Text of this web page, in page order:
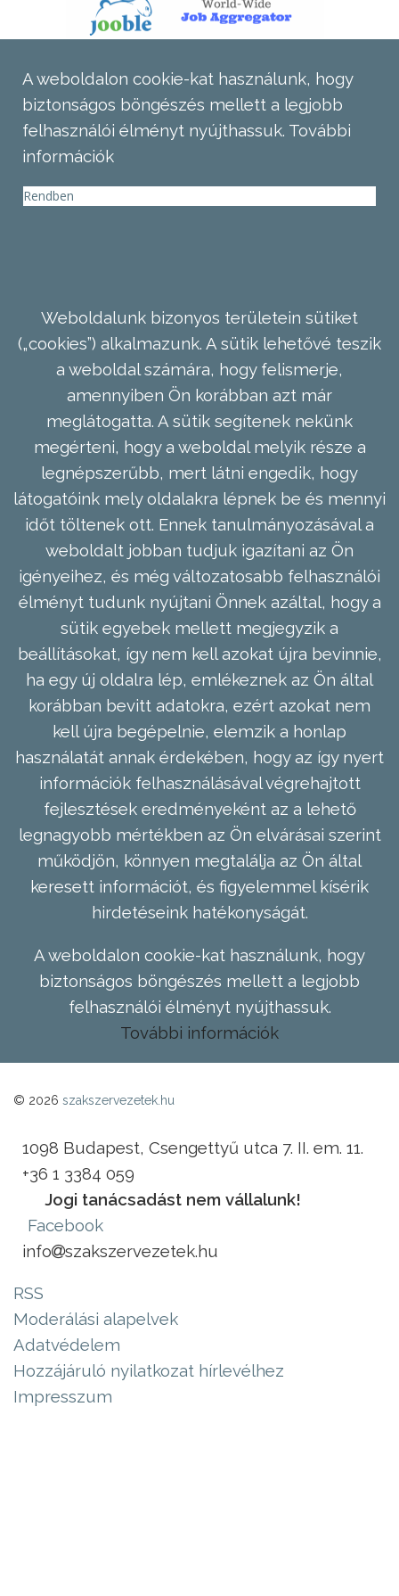
A weboldalon cookie-kat használunk, hogy
biztonságos böngészés mellett a legjobb
felhasználói élményt nyújthassuk. További
információk
Rendben
Weboldalunk bizonyos területein sütiket
(„cookies”) alkalmazunk. A sütik lehetővé teszik
a weboldal számára, hogy felismerje,
amennyiben Ön korábban azt már
meglátogatta. A sütik segítenek nekünk
megérteni, hogy a weboldal melyik része a
legnépszerűbb, mert látni engedik, hogy
látogatóink mely oldalakra lépnek be és mennyi
időt töltenek ott. Ennek tanulmányozásával a
weboldalt jobban tudjuk igazítani az Ön
igényeihez, és még változatosabb felhasználói
élményt tudunk nyújtani Önnek azáltal, hogy a
sütik egyebek mellett megjegyzik a
beállításokat, így nem kell azokat újra bevinnie,
ha egy új oldalra lép, emlékeznek az Ön által
korábban bevitt adatokra, ezért azokat nem
kell újra begépelnie, elemzik a honlap
használatát annak érdekében, hogy az így nyert
információk felhasználásával végrehajtott
fejlesztések eredményeként az a lehető
legnagyobb mértékben az Ön elvárásai szerint
működjön, könnyen megtalálja az Ön által
keresett információt, és figyelemmel kísérik
hirdetéseink hatékonyságát.
A weboldalon cookie-kat használunk, hogy
biztonságos böngészés mellett a legjobb
felhasználói élményt nyújthassuk.
További információk
© 2026 szakszervezetek.hu
1098 Budapest, Csengettyű utca 7. II. em. 11.
+36 1 3384 059
Jogi tanácsadást nem vállalunk!
Facebook
info
szakszervezetek.hu
RSS
Moderálási alapelvek
Adatvédelem
Hozzájáruló nyilatkozat hírlevélhez
Impresszum